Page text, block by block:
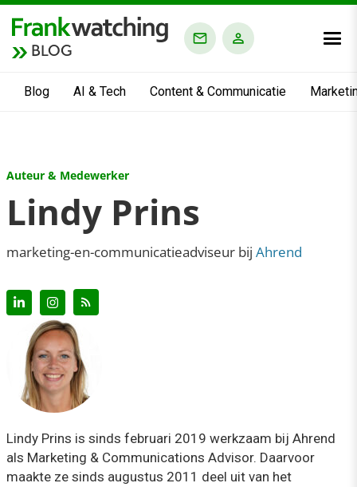
BLOG
Blog AI & Tech Content & Communicatie
Auteur & Medewerker
Lindy Prins
marketing-en-communicatieadviseur bij Ahrend
Lindy Prins is sinds februari 2019 werkzaam bij Ahrend
als Marketing & Communications Advisor. Daarvoor
maakte ze sinds augustus 2011 deel uit van het